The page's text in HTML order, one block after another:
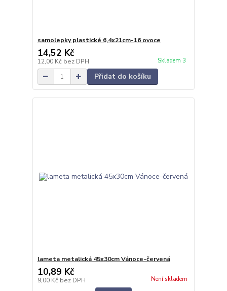
samolepky plastické 6,4x21cm-16 ovoce
14,52 Kč
12,00 Kč bez DPH Skladem 3
Přidat do košíku
lameta metalická 45x30cm Vánoce-červená
10,89 Kč
9,00 Kč bez DPH Není skladem